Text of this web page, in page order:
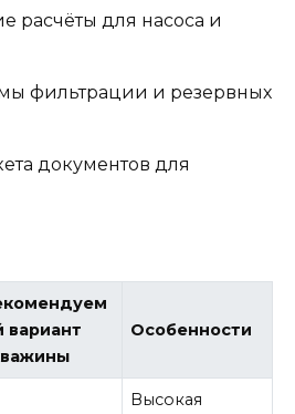
расчёты для насоса и
фильтрации и резервных
документов для
вариант
Особенности
Высокая